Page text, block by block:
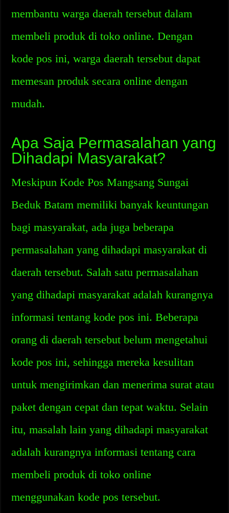
membantu warga daerah tersebut dalam
membeli produk di toko online. Dengan
kode pos ini, warga daerah tersebut dapat
memesan produk secara online dengan
mudah.
Apa Saja Permasalahan yang
Dihadapi Masyarakat?
Meskipun Kode Pos Mangsang Sungai
Beduk Batam memiliki banyak keuntungan
bagi masyarakat, ada juga beberapa
permasalahan yang dihadapi masyarakat di
daerah tersebut. Salah satu permasalahan
yang dihadapi masyarakat adalah kurangnya
informasi tentang kode pos ini. Beberapa
orang di daerah tersebut belum mengetahui
kode pos ini, sehingga mereka kesulitan
untuk mengirimkan dan menerima surat atau
paket dengan cepat dan tepat waktu. Selain
itu, masalah lain yang dihadapi masyarakat
adalah kurangnya informasi tentang cara
membeli produk di toko online
menggunakan kode pos tersebut.